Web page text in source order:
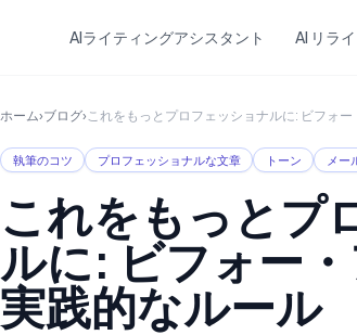
AIライティングアシスタント AI リラ
ホーム›ブログ› これをもっとプロフェッショナルに: ビフォ
執筆のコツ プロフェッショナルな文章 トーン メー
これをもっとプ
ルに: ビフォー
実践的なルール